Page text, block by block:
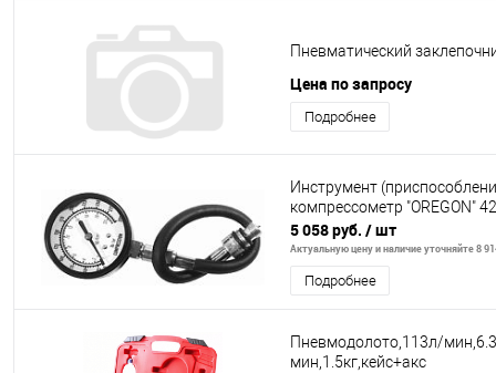
Пневматический
Цена по запросу
Подробнее
Инструмент
компрессометр "OREGON"
5 058 руб. / шт
Актуальную цену и наличие уточняйте 8
Подробнее
Пневмодолото,113л/
мин,1.5кг,кейс+акс